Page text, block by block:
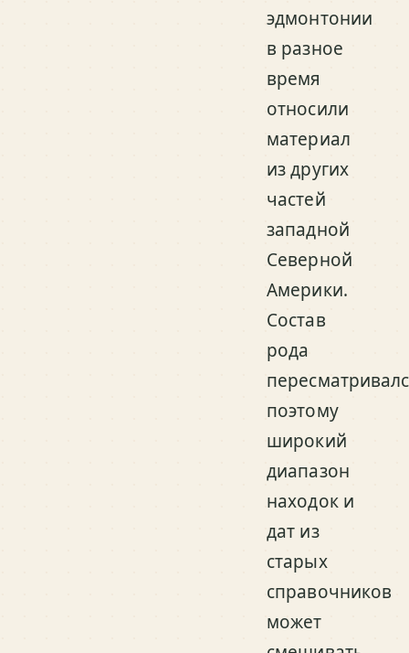
эдмонтонии
в разное
время
относили
материал
из других
частей
западной
Северной
Америки.
Состав
рода
поэтому
широкий
диапазон
находок и
дат из
старых
справочников
может